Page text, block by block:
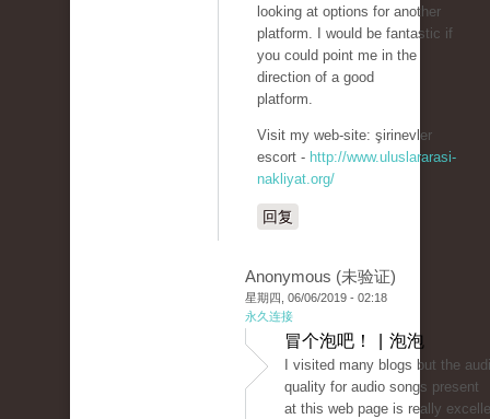
looking at options for another
platform. I would be fantastic if
you could point me in the
direction of a good
platform.
Visit my web-site: şirinevler
escort - http://www.uluslararasi-
nakliyat.org/
回复
Anonymous (未验证)
星期四, 06/06/2019 - 02:18
永久连接
冒个泡吧！ | 泡泡
I visited many blogs but the
quality for audio songs present
at this web page is really